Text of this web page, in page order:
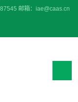
邮箱：iae@caas.cn